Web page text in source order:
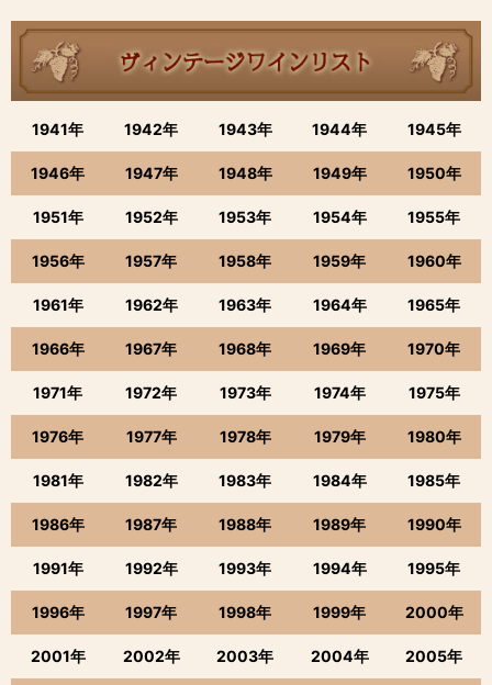
1941年 1942年 1943年 1944年 1945年
1946年 1947年 1948年 1949年 1950年
1951年 1952年 1953年 1954年 1955年
1956年 1957年 1958年 1959年 1960年
1961年 1962年 1963年 1964年 1965年
1966年 1967年 1968年 1969年 1970年
1971年 1972年 1973年 1974年 1975年
1976年 1977年 1978年 1979年 1980年
1981年 1982年 1983年 1984年 1985年
1986年 1987年 1988年 1989年 1990年
1991年 1992年 1993年 1994年 1995年
1996年 1997年 1998年 1999年 2000年
2001年 2002年 2003年 2004年 2005年